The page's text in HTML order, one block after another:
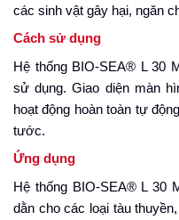
các sinh vật gây hại, ngăn
Cách sử dụng
Hệ thống BIO-SEA® L 30
sử dụng. Giao diện màn
hoạt động hoàn toàn tự
tước.
Ứng dụng
Hệ thống BIO-SEA® L 30
dằn cho các loại tàu